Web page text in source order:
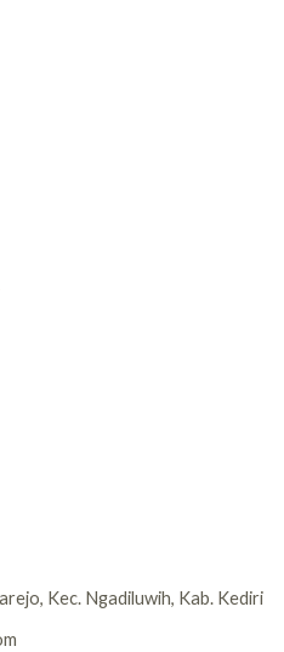
Kec. Ngadiluwih, Kab. Kediri